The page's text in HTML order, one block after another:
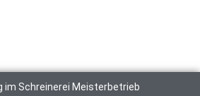
im Schreinerei Meisterbetrieb